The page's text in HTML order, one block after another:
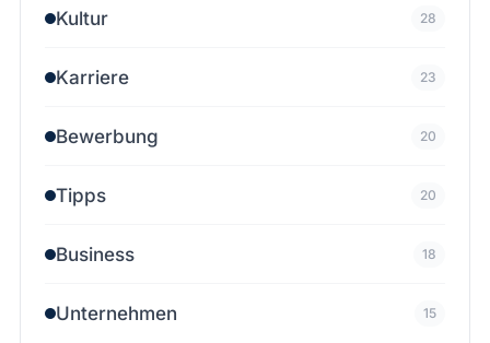
Kultur 28
Karriere 23
Bewerbung 20
Tipps 20
Business 18
Unternehmen 15